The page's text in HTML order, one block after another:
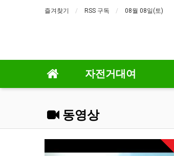
즐겨찾기 RSS 구독 08월 08일(토)
자전거대여
동영상